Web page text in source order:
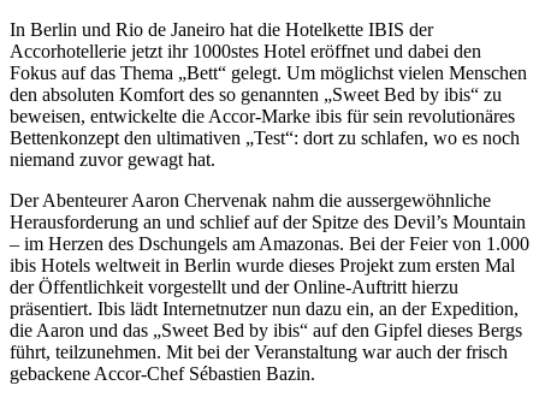
In Berlin und Rio de Janeiro hat die Hotelkette IBIS der
Accorhotellerie jetzt ihr 1000stes Hotel eröffnet und dabei den
Fokus auf das Thema „Bett“ gelegt. Um möglichst vielen Menschen
den absoluten Komfort des so genannten „Sweet Bed by ibis“ zu
beweisen, entwickelte die Accor-Marke ibis für sein revolutionäres
Bettenkonzept den ultimativen „Test“: dort zu schlafen, wo es noch
niemand zuvor gewagt hat.
Der Abenteurer Aaron Chervenak nahm die aussergewöhnliche
Herausforderung an und schlief auf der Spitze des Devil’s Mountain
– im Herzen des Dschungels am Amazonas. Bei der Feier von 1.000
ibis Hotels weltweit in Berlin wurde dieses Projekt zum ersten Mal
der Öffentlichkeit vorgestellt und der Online-Auftritt hierzu
präsentiert. Ibis lädt Internetnutzer nun dazu ein, an der Expedition,
die Aaron und das „Sweet Bed by ibis“ auf den Gipfel dieses Bergs
führt, teilzunehmen. Mit bei der Veranstaltung war auch der frisch
gebackene Accor-Chef Sébastien Bazin.